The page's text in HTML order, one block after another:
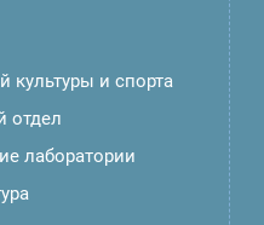
и спорта
отдел
лаборатории